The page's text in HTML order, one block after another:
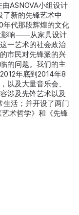
ASNOVA小组设计
新的先锋艺术中
代那段辉煌的文化
影响——从家具设计
一艺术的社会政治
市民对先锋派的兴
的问题。我们的主
年底到2014年8
以及大量音乐会、
涉及先锋艺术以及
活；并开设了两门
术哲学》和《先锋